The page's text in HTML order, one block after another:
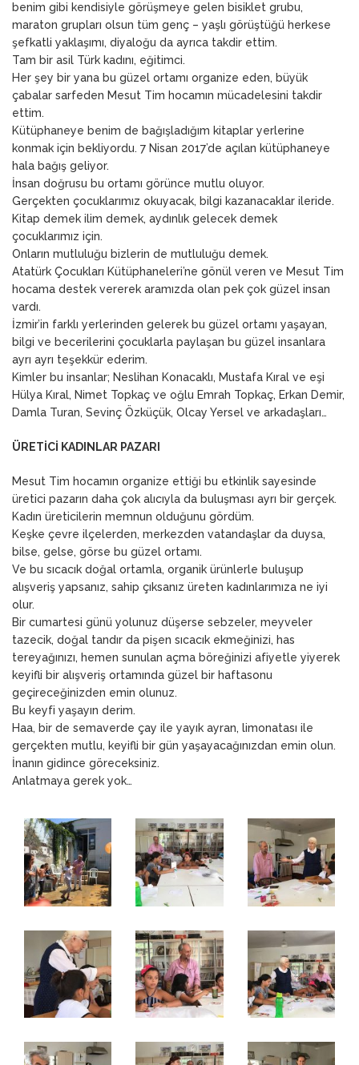
benim gibi kendisiyle görüşmeye gelen bisiklet grubu,
maraton grupları olsun tüm genç – yaşlı görüştüğü herkese
şefkatli yaklaşımı, diyaloğu da ayrıca takdir ettim.
Tam bir asil Türk kadını, eğitimci.
Her şey bir yana bu güzel ortamı organize eden, büyük
çabalar sarfeden Mesut Tim hocamın mücadelesini takdir
ettim.
Kütüphaneye benim de bağışladığım kitaplar yerlerine
konmak için bekliyordu. 7 Nisan 2017’de açılan kütüphaneye
hala bağış geliyor.
İnsan doğrusu bu ortamı görünce mutlu oluyor.
Gerçekten çocuklarımız okuyacak, bilgi kazanacaklar ileride.
Kitap demek ilim demek, aydınlık gelecek demek
çocuklarımız için.
Onların mutluluğu bizlerin de mutluluğu demek.
Atatürk Çocukları Kütüphaneleri’ne gönül veren ve Mesut Tim
hocama destek vererek aramızda olan pek çok güzel insan
vardı.
İzmir’in farklı yerlerinden gelerek bu güzel ortamı yaşayan,
bilgi ve becerilerini çocuklarla paylaşan bu güzel insanlara
ayrı ayrı teşekkür ederim.
Kimler bu insanlar; Neslihan Konacaklı, Mustafa Kıral ve eşi
Hülya Kıral, Nimet Topkaç ve oğlu Emrah Topkaç, Erkan Demir,
Damla Turan, Sevinç Özküçük, Olcay Yersel ve arkadaşları…
ÜRETİCİ KADINLAR PAZARI
Mesut Tim hocamın organize ettiği bu etkinlik sayesinde
üretici pazarın daha çok alıcıyla da buluşması ayrı bir gerçek.
Kadın üreticilerin memnun olduğunu gördüm.
Keşke çevre ilçelerden, merkezden vatandaşlar da duysa,
bilse, gelse, görse bu güzel ortamı.
Ve bu sıcacık doğal ortamla, organik ürünlerle buluşup
alışveriş yapsanız, sahip çıksanız üreten kadınlarımıza ne iyi
olur.
Bir cumartesi günü yolunuz düşerse sebzeler, meyveler
tazecik, doğal tandır da pişen sıcacık ekmeğinizi, has
tereyağınızı, hemen sunulan açma böreğinizi afiyetle yiyerek
keyifli bir alışveriş ortamında güzel bir haftasonu
geçireceğinizden emin olunuz.
Bu keyfi yaşayın derim.
Haa, bir de semaverde çay ile yayık ayran, limonatası ile
gerçekten mutlu, keyifli bir gün yaşayacağınızdan emin olun.
İnanın gidince göreceksiniz.
Anlatmaya gerek yok…